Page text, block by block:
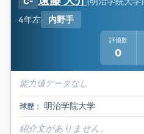
4年左 内野手
評価数
0
能力値データなし
球歴： 明治学院大学
紹介文がありません。